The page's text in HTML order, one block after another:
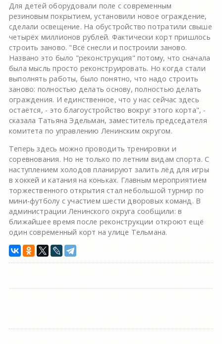
Для детей оборудовали поле с современным
резиновым покрытием, установили новое ограждение,
сделали освещение. На обустройство потратили свыше
четырёх миллионов рублей. Фактически корт пришлось
строить заново. "Всё снесли и построили заново.
Названо это было "реконструкция" потому, что сначала
была мысль просто реконструировать. Но когда стали
выполнять работы, было понятно, что надо строить
заново: полностью делать основу, полностью делать
ограждения. И единственное, что у нас сейчас здесь
остаётся, - это благоустройство вокруг этого корта", -
сказала Татьяна Эдельман, заместитель председателя
комитета по управлению Ленинским округом.
Теперь здесь можно проводить тренировки и
соревнования. Но не только по летним видам спорта. С
наступлением холодов планируют залить лёд для игры
в хоккей и катания на коньках. Главным мероприятием
торжественного открытия стал небольшой турнир по
мини-футболу с участием шести дворовых команд. В
администрации Ленинского округа сообщили: в
ближайшее время после реконструкции откроют ещё
один современный корт на улице Тельмана.